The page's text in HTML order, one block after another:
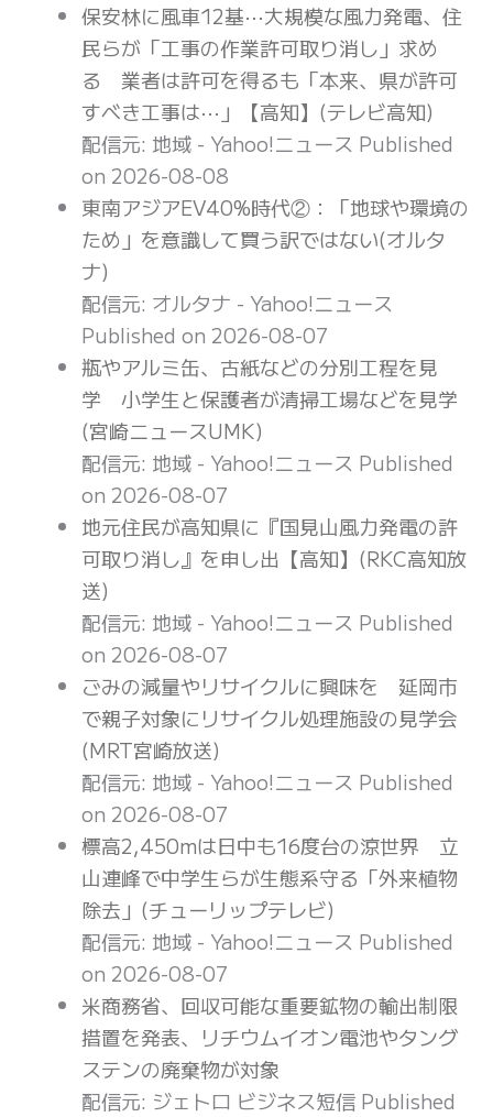
保安林に風車12基⋯大規模な風力発電、住
民らが「工事の作業許可取り消し」求め
る 業者は許可を得るも「本来、県が許可
すべき工事は⋯」【高知】(テレビ高知)
配信元: 地域 - Yahoo!ニュース Published
on 2026-08-08
東南アジアEV40%時代②：「地球や環境の
ため」を意識して買う訳ではない(オルタ
ナ)
配信元: オルタナ - Yahoo!ニュース
Published on 2026-08-07
瓶やアルミ缶、古紙などの分別工程を見
学 小学生と保護者が清掃工場などを見学
(宮崎ニュースUMK)
配信元: 地域 - Yahoo!ニュース Published
on 2026-08-07
地元住民が高知県に『国見山風力発電の許
可取り消し』を申し出【高知】(RKC高知放
送)
配信元: 地域 - Yahoo!ニュース Published
on 2026-08-07
ごみの減量やリサイクルに興味を 延岡市
で親子対象にリサイクル処理施設の見学会
(MRT宮崎放送)
配信元: 地域 - Yahoo!ニュース Published
on 2026-08-07
標高2,450mは日中も16度台の涼世界 立
山連峰で中学生らが生態系守る「外来植物
除去」(チューリップテレビ)
配信元: 地域 - Yahoo!ニュース Published
on 2026-08-07
米商務省、回収可能な重要鉱物の輸出制限
措置を発表、リチウムイオン電池やタング
ステンの廃棄物が対象
配信元: ジェトロ ビジネス短信 Published